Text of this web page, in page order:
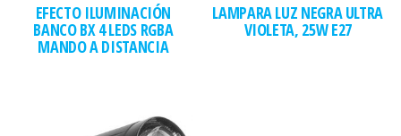
EFECTO ILUMINACIÓN
BANCO BX 4 LEDS RGBA
MANDO A DISTANCIA
LAMPARA LUZ NEGRA ULTRA
VIOLETA, 25W E27